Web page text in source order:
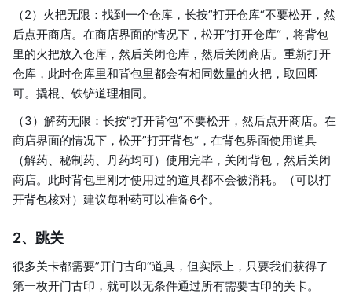
（2）火把无限：找到一个仓库，长按”打开仓库“不要松开，然
后点开商店。在商店界面的情况下，松开”打开仓库“，将背包
里的火把放入仓库，然后关闭仓库，然后关闭商店。重新打开
仓库，此时仓库里和背包里都会有相同数量的火把，取回即
可。撬棍、铁铲道理相同。
（3）解药无限：长按”打开背包“不要松开，然后点开商店。在
商店界面的情况下，松开”打开背包“，在背包界面使用道具
（解药、秘制药、丹药均可）使用完毕，关闭背包，然后关闭
商店。此时背包里刚才使用过的道具都不会被消耗。（可以打
开背包核对）建议每种药可以准备6个。
2、跳关
很多关卡都需要”开门古印“道具，但实际上，只要我们获得了
第一枚开门古印，就可以无条件通过所有需要古印的关卡。